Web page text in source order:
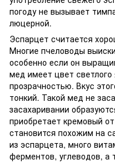
погоду не вызывает
люцерной.
Эспарцет считается
Многие пчеловоды
особенно если он
мед имеет цвет светлого
прозрачностью. Вкус
тонкий. Такой мед не
засахаривании
приобретает кремовый
становится похожим на
из эспарцета, много
ферментов, углеводов, а